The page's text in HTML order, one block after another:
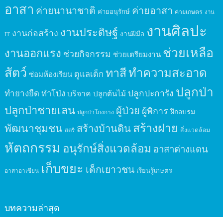
อาสา ค่ายนานาชาติ ค่ายอนุรักษ์ ค่ายอาสา ค่ายเกษตร งาน
IT งานก่อสร้าง งานประดิษฐ์ งานฝีมือ งานศิลปะ
งานออกแรง ช่วยกิจกรรม ช่วยเตรียมงาน ช่วยเหลือ
สัตว์ ซ่อมห้องเรียน ดูแลเด็ก ทาสีทำความสะอาด
ทำยางยืด ทำโป่ง บริจาค ปลูกต้นไม้ ปลูกปะการัง ปลูกป่า
ปลูกป่าชายเลน ปลูกป่าโกงกาง ผู้ป่วย ผู้พิการ ฝึกอบรม
พัฒนาชุมชน สตรี สร้างบ้านดินสร้างฝาย สิ่งแวดล้อม
หัตถกรรม อนุรักษ์สิ่งแวดล้อม อาสาต่างแดน
อาสาอาเซียน เก็บขยะ เด็กเยาวชน เรียนรู้เกษตร
บทความล่าสุด